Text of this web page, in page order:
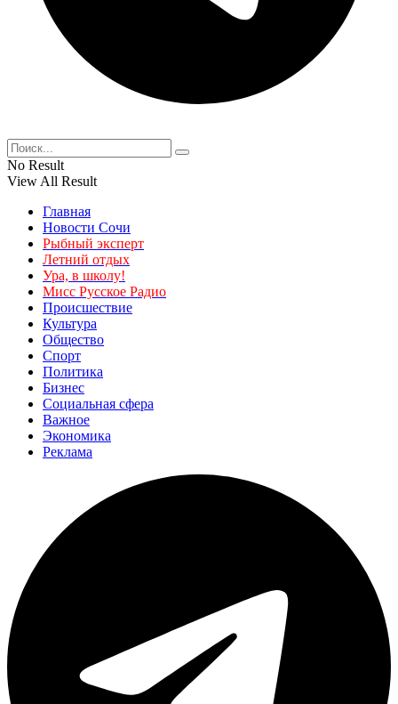
No Result
View All Result
Главная
Новости Сочи
Рыбный эксперт
Летний отдых
Ура, в школу!
Мисс Русское Радио
Происшествие
Культура
Общество
Спорт
Политика
Бизнес
Социальная сфера
Важное
Экономика
Реклама